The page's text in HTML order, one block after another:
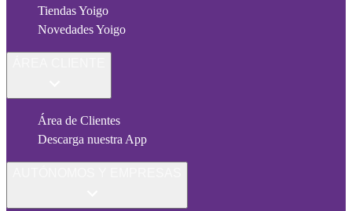
Tiendas Yoigo
Novedades Yoigo
Área de Clientes
Descarga nuestra App